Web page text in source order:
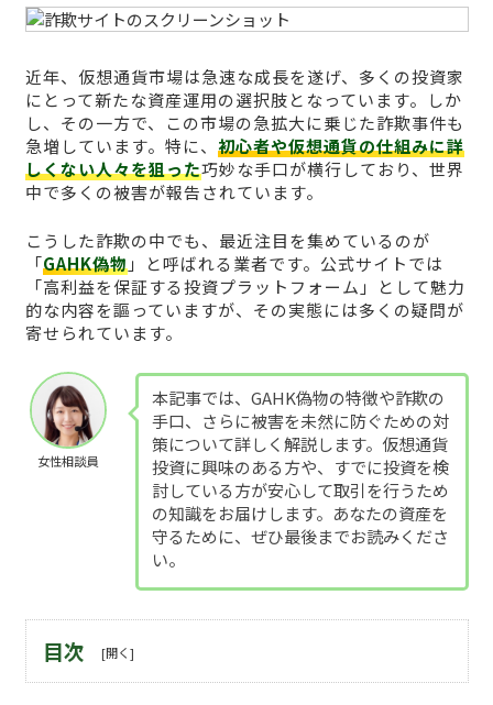
近年、仮想通貨市場は急速な成長を遂げ、多くの投資家
にとって新たな資産運用の選択肢となっています。しか
し、その一方で、この市場の急拡大に乗じた詐欺事件も
急増しています。特に、 初心者や仮想通貨の仕組みに詳
しくない人々を狙った巧妙な手口が横行しており、世界
中で多くの被害が報告されています。
こうした詐欺の中でも、最近注目を集めているのが
「GAHK偽物」と呼ばれる業者です。公式サイトでは
「高利益を保証する投資プラットフォーム」として魅力
的な内容を謳っていますが、その実態には多くの疑問が
寄せられています。
女性相談員
本記事では、GAHK偽物の特徴や詐欺の
手口、さらに被害を未然に防ぐための対
策について詳しく解説します。仮想通貨
投資に興味のある方や、すでに投資を検
討している方が安心して取引を行うため
の知識をお届けします。あなたの資産を
守るために、ぜひ最後までお読みくださ
い。
目次